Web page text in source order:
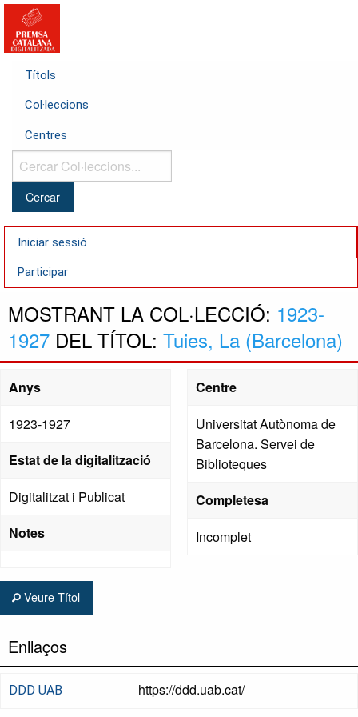
Títols
Col·leccions
Centres
Cercar
Col·leccions...
Iniciar sessió
Participar
MOSTRANT LA COL·LECCIÓ: 1923-
1927 DEL TÍTOL: Tuies, La (Barcelona)
Anys
1923-1927
Estat de la digitalització
Digitalitzat i Publicat
Notes
Centre
Universitat Autònoma de
Barcelona. Servei de
Biblioteques
Completesa
Incomplet
Veure Títol
Enllaços
DDD UAB https://ddd.uab.cat/